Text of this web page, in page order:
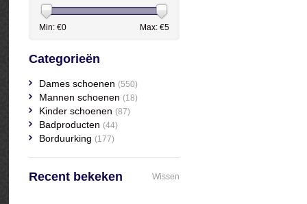
Min: €0 Max: €5
Categorieën
Dames schoenen (550)
Mannen schoenen (18)
Kinder schoenen (87)
Badproducten (44)
Borduurking (177)
Recent bekeken Wissen